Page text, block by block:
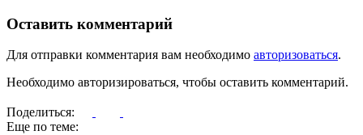
Оставить комментарий
Для отправки комментария вам необходимо авторизоваться.
Необходимо авторизироваться, чтобы оставить комментарий.
Поделиться:
Еще по теме: